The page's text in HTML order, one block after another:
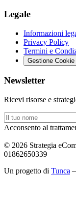
Legale
Informazioni
Privacy Policy
Termini e
Gestione Cookie
Newsletter
Ricevi risorse e
Acconsento al
© 2026 Strategia
01862650339
Un progetto di Tunca